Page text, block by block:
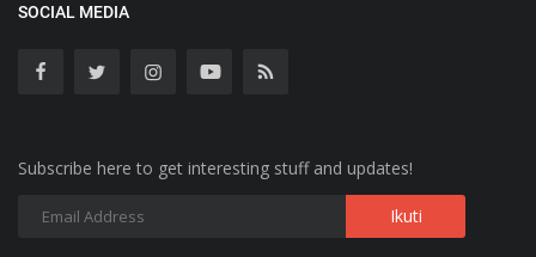
SOCIAL MEDIA
Subscribe here to get interesting stuff and updates!